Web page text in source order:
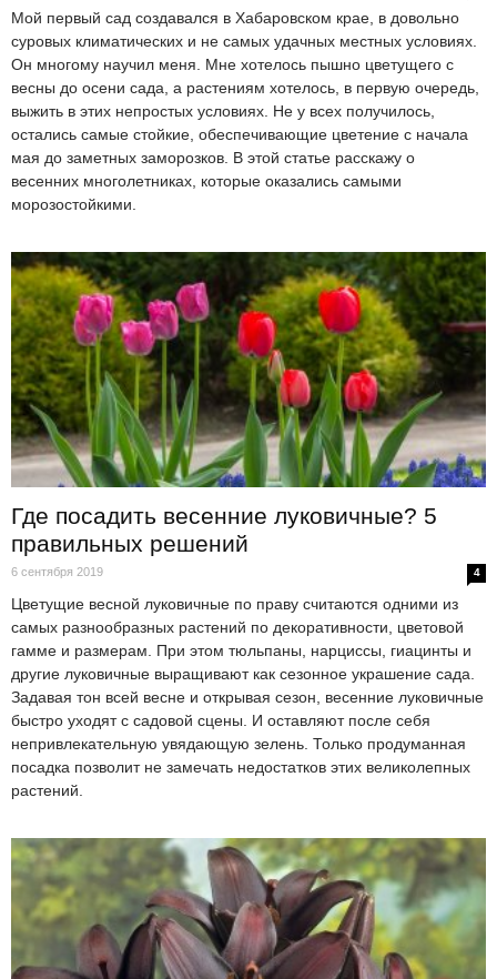
Мой первый сад создавался в Хабаровском крае, в довольно
суровых климатических и не самых удачных местных условиях.
Он многому научил меня. Мне хотелось пышно цветущего с
весны до осени сада, а растениям хотелось, в первую очередь,
выжить в этих непростых условиях. Не у всех получилось,
остались самые стойкие, обеспечивающие цветение с начала
мая до заметных заморозков. В этой статье расскажу о
весенних многолетниках, которые оказались самыми
морозостойкими.
Где посадить весенние луковичные? 5
правильных решений
6 сентября 2019 4
Цветущие весной луковичные по праву считаются одними из
самых разнообразных растений по декоративности, цветовой
гамме и размерам. При этом тюльпаны, нарциссы, гиацинты и
другие луковичные выращивают как сезонное украшение сада.
Задавая тон всей весне и открывая сезон, весенние луковичные
быстро уходят с садовой сцены. И оставляют после себя
непривлекательную увядающую зелень. Только продуманная
посадка позволит не замечать недостатков этих великолепных
растений.